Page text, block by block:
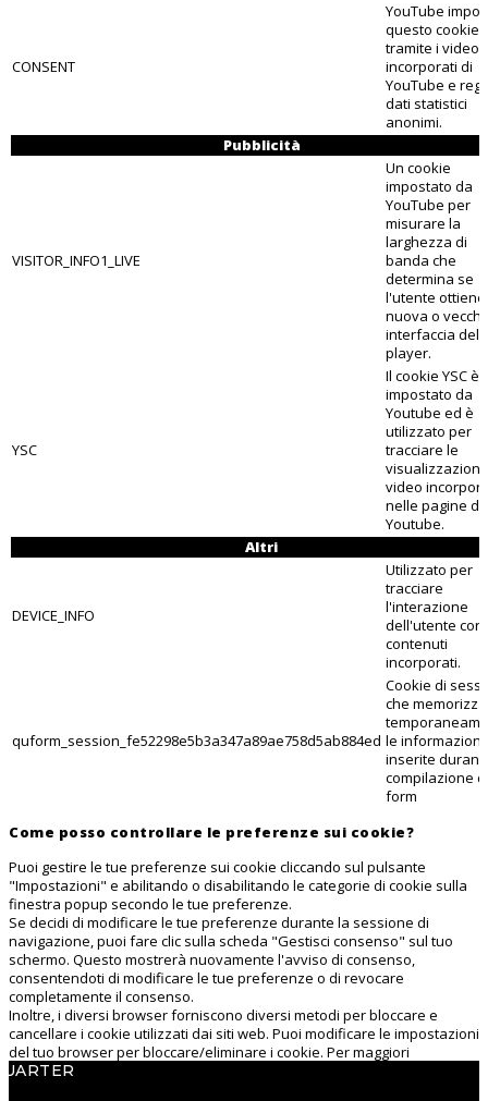
CONSENT
YouTube
questo cookie
tramite i video
incorporati di
YouTube e
dati statistici
anonimi.
Pubblicità
VISITOR_INFO1_LIVE
Un cookie
impostato da
YouTube per
misurare la
larghezza di
banda che
determina se
l'utente
nuova o
interfaccia del
player.
YSC
Il cookie YSC è
impostato da
Youtube ed è
utilizzato per
tracciare le
visualizzazioni
video
nelle pagine di
Youtube.
Altri
DEVICE_INFO
Utilizzato per
tracciare
l'interazione
dell'utente con
contenuti
incorporati.
quform_session_fe52298e5b3a347a89ae758d5ab884ed
Cookie di
che memorizza
le informazioni
inserite
compilazione
form
Come posso controllare le preferenze sui cookie?
Puoi gestire le tue preferenze sui cookie cliccando sul pulsante
"Impostazioni" e abilitando o disabilitando le categorie di cookie sulla
finestra popup secondo le tue preferenze.
Se decidi di modificare le tue preferenze durante la sessione di
navigazione, puoi fare clic sulla scheda "Gestisci consenso" sul tuo
schermo. Questo mostrerà nuovamente l'avviso di consenso,
consentendoti di modificare le tue preferenze o di revocare
completamente il consenso.
Inoltre, i diversi browser forniscono diversi metodi per bloccare e
cancellare i cookie utilizzati dai siti web. Puoi modificare le impostazioni
del tuo browser per bloccare/eliminare i cookie. Per maggiori
informazioni su come gestire e eliminare i cookie, visita wikipedia.org,